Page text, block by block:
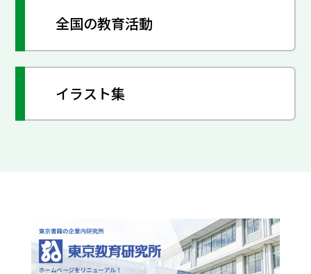
全国の教育活動
イラスト集